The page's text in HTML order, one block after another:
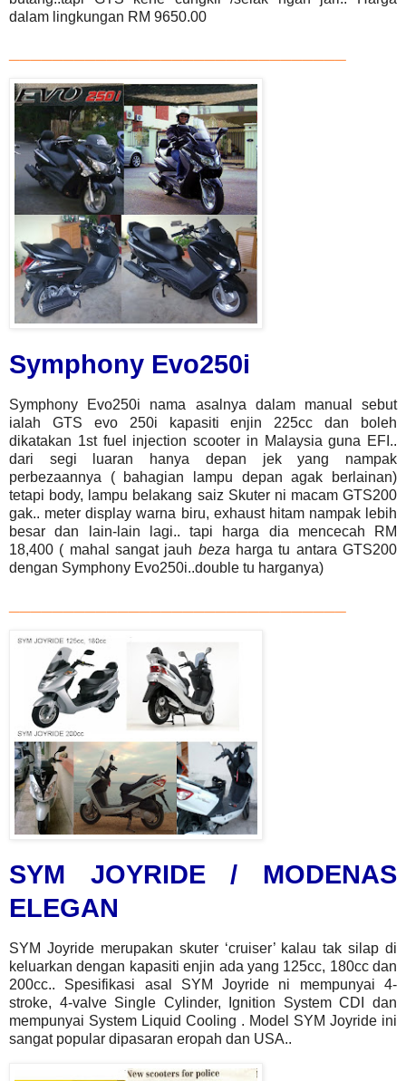
dalam lingkungan RM 9650.00
Symphony Evo250i
Symphony Evo250i nama asalnya dalam manual sebut
ialah GTS evo 250i kapasiti enjin 225cc dan boleh
dikatakan 1st fuel injection scooter in Malaysia guna EFI..
dari segi luaran hanya depan jek yang nampak
perbezaannya ( bahagian lampu depan agak berlainan)
tetapi body, lampu belakang saiz Skuter ni macam GTS200
gak.. meter display warna biru, exhaust hitam nampak lebih
besar dan lain-lain lagi.. tapi harga dia mencecah RM
18,400 ( mahal sangat jauh beza harga tu antara GTS200
dengan Symphony Evo250i..double tu harganya)
SYM JOYRIDE / MODENAS
ELEGAN
SYM Joyride merupakan skuter ‘cruiser’ kalau tak silap di
keluarkan dengan kapasiti enjin ada yang 125cc, 180cc dan
200cc.. Spesifikasi asal SYM Joyride ni mempunyai 4-
stroke, 4-valve Single Cylinder, Ignition System CDI dan
mempunyai System Liquid Cooling . Model SYM Joyride ini
sangat popular dipasaran eropah dan USA..